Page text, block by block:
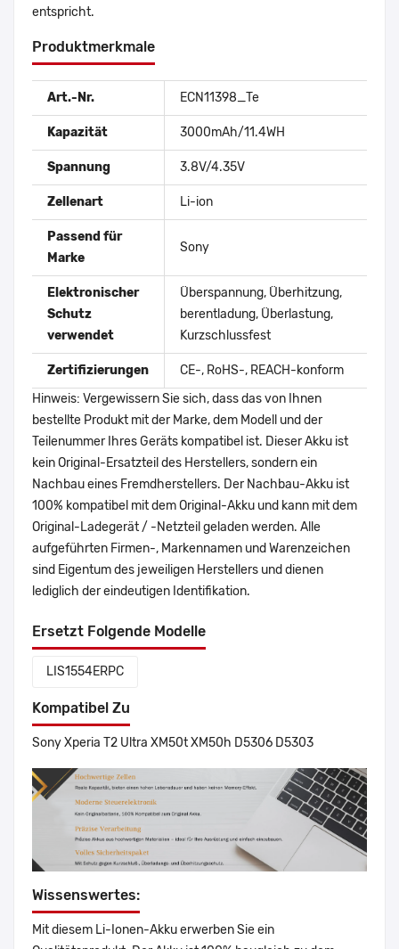
entspricht.
Produktmerkmale
Art.-Nr. ECN11398_Te
Kapazität 3000mAh/11.4WH
Spannung 3.8V/4.35V
Zellenart Li-ion
Passend für
Marke
Sony
Elektronischer
Schutz
verwendet
Überspannung, Überhitzung,
berentladung, Überlastung,
Kurzschlussfest
Zertifizierungen
CE-, RoHS-, REACH-konform
Hinweis: Vergewissern Sie sich, dass das von Ihnen
bestellte Produkt mit der Marke, dem Modell und der
Teilenummer Ihres Geräts kompatibel ist. Dieser Akku ist
kein Original-Ersatzteil des Herstellers, sondern ein
Nachbau eines Fremdherstellers. Der Nachbau-Akku ist
100% kompatibel mit dem Original-Akku und kann mit dem
Original-Ladegerät / -Netzteil geladen werden. Alle
aufgeführten Firmen-, Markennamen und Warenzeichen
sind Eigentum des jeweiligen Herstellers und dienen
lediglich der eindeutigen Identifikation.
Ersetzt Folgende Modelle
LIS1554ERPC
Kompatibel Zu
Sony Xperia T2 Ultra XM50t XM50h D5306 D5303
Wissenswertes:
Mit diesem Li-Ionen-Akku erwerben Sie ein